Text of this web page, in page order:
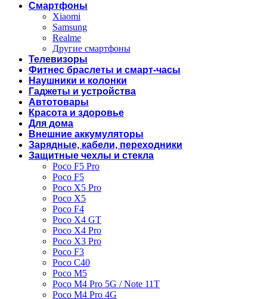
Смартфоны
Xiaomi
Samsung
Realme
Другие смартфоны
Телевизоры
Фитнес браслеты и смарт-часы
Наушники и колонки
Гаджеты и устройства
Автотовары
Красота и здоровье
Для дома
Внешние аккумуляторы
Зарядные, кабели, переходники
Защитные чехлы и стекла
Poco F5 Pro
Poco F5
Poco X5 Pro
Poco X5
Poco F4
Poco X4 GT
Poco X4 Pro
Poco X3 Pro
Poco F3
Poco C40
Poco M5
Poco M4 Pro 5G / Note 11T
Poco M4 Pro 4G